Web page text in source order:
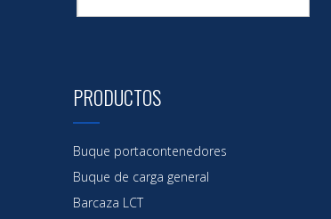
PRODUCTOS
Buque portacontenedores
Buque de carga general
Barcaza LCT